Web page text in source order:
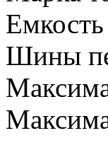
Шины